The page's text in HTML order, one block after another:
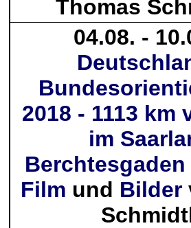
Thomas
04.08. -
2018 - 1113 km
im
Berchtesgaden
Film und Bilder